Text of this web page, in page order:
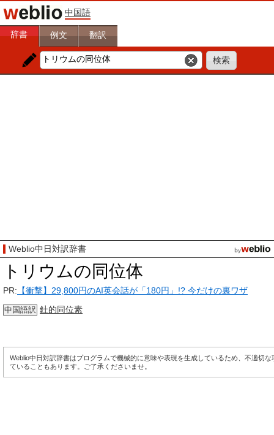
中国語
辞書 例文 翻訳
Weblio中日対訳辞書
トリウムの同位体
PR: 【衝撃】29,800円のAI英会話が「180円」!? 今だけの裏ワザ
中国語訳 釷的同位素
Weblio中日対訳辞書はプログラムで機械的に意味や表現を生成しているため、不適切な
ていることもあります。ご了承くださいませ。